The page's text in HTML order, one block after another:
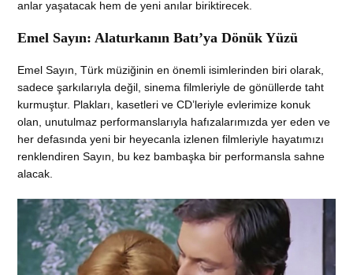
anlar yaşatacak hem de yeni anılar biriktirecek.
Emel Sayın: Alaturkanın Batı’ya Dönük Yüzü
Emel Sayın, Türk müziğinin en önemli isimlerinden biri olarak,
sadece şarkılarıyla değil, sinema filmleriyle de gönüllerde taht
kurmuştur. Plakları, kasetleri ve CD’leriyle evlerimize konuk
olan, unutulmaz performanslarıyla hafızalarımızda yer eden ve
her defasında yeni bir heyecanla izlenen filmleriyle hayatımızı
renklendiren Sayın, bu kez bambaşka bir performansla sahne
alacak.